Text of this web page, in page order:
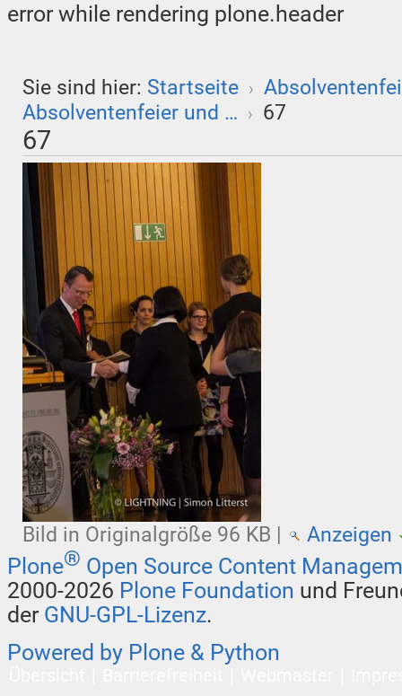
error while rendering plone.header
Sie sind hier: Startseite ›
Absolventenfeier und … › 67
67
Bild in Originalgröße 96 KB | Anzeigen
Plone® Open Source Content
2000-2026 Plone Foundation und
der GNU-GPL-Lizenz.
Powered by Plone & Python